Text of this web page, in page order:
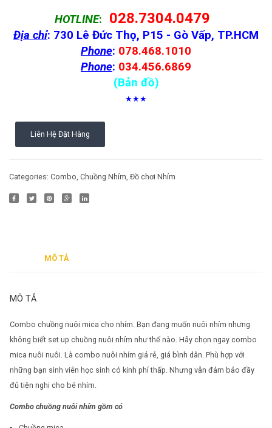
HOTLINE: 028.7304.0479
Địa chỉ: 730 Lê Đức Thọ, P15 - Gò Vấp, TP.HCM
Phone: 078.468.1010
Phone: 034.456.6869
(Bản đồ)
★★★
Liên Hệ Đặt Hàng
Categories: Combo, Chuồng Nhím, Đồ chơi Nhím
MÔ TẢ
MÔ TẢ
Combo chuồng nuôi mica cho nhím. Bạn đang muốn nuôi nhím nhưng
không biết set up chuồng nuôi nhím như thế nào. Hãy chọn ngay combo
mica nuôi nuôi. Là combo nuôi nhím giá rẻ, giá bình dân. Phù hợp với
những bạn sinh viên học sinh có kinh phí thấp. Nhưng vẫn đảm bảo đầy
đủ tiện nghi cho bé nhím.
Combo chuồng nuôi nhím gồm có